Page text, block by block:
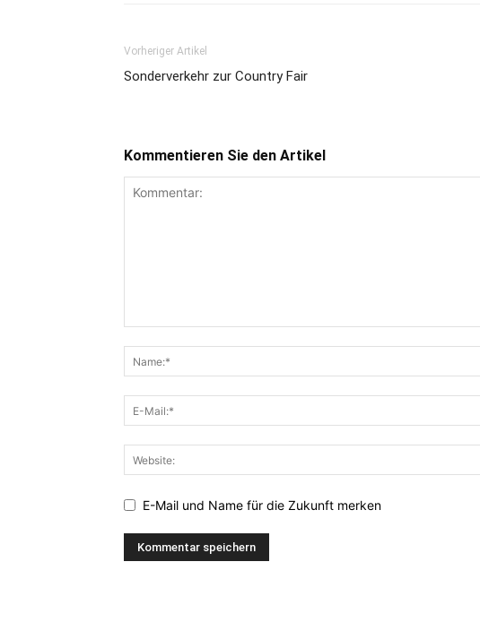
Vorheriger Artikel
Sonderverkehr zur Country Fair
Kommentieren Sie den Artikel
E-Mail und Name für die Zukunft merken